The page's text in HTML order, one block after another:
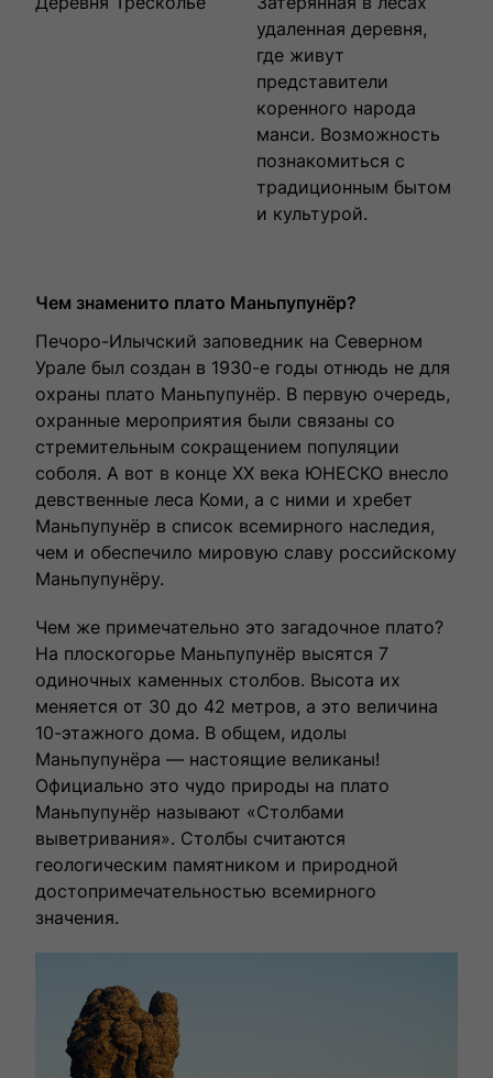
удаленная деревня,
где живут
представители
коренного народа
манси. Возможность
познакомиться с
традиционным бытом
и культурой.
Чем знаменито плато Маньпупунёр?
Печоро-Илычский заповедник на Северном
Урале был создан в 1930-е годы отнюдь не для
охраны плато Маньпупунёр. В первую очередь,
охранные мероприятия были связаны со
стремительным сокращением популяции
соболя. А вот в конце XX века ЮНЕСКО внесло
девственные леса Коми, а с ними и хребет
Маньпупунёр в список всемирного наследия,
чем и обеспечило мировую славу российскому
Маньпупунёру.
Чем же примечательно это загадочное плато?
На плоскогорье Маньпупунёр высятся 7
одиночных каменных столбов. Высота их
меняется от 30 до 42 метров, а это величина
10-этажного дома. В общем, идолы
Маньпупунёра — настоящие великаны!
Официально это чудо природы на плато
Маньпупунёр называют «Столбами
выветривания». Столбы считаются
геологическим памятником и природной
достопримечательностью всемирного
значения.